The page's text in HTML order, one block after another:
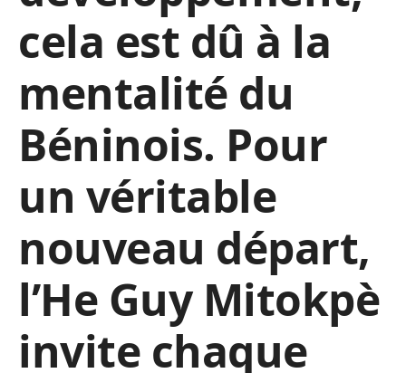
cela est dû à la
mentalité du
Béninois. Pour
un véritable
nouveau départ,
l’He Guy Mitokpè
invite chaque